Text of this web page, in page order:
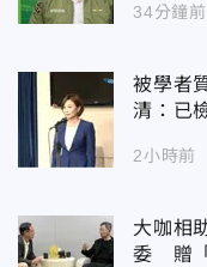
34分鐘前
被學者
清：已
2小時前
大咖相
委 贈「